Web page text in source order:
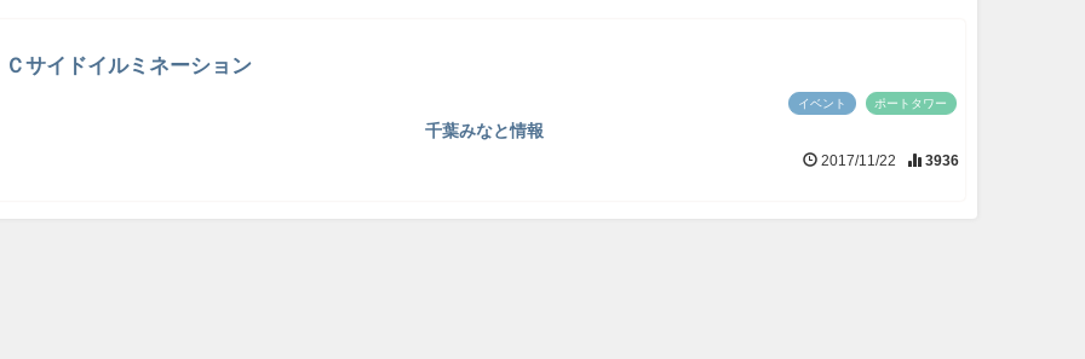
Ｃサイドイルミネーション
イベント ポートタワー
千葉みなと情報
2017/11/22 3936